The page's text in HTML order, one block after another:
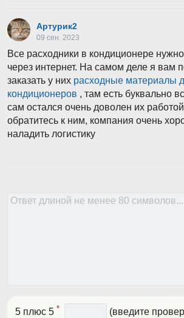
Артурик2
09 сен. 2023
Все расходники в кондиционере
через интернет. На самом деле я вам
заказать у них расходные материалы
кондиционеров , там есть буквально
сам остался очень доволен их
обратитесь к ним, компания очень
наладить логистику
5 плюс 5 *
(введите